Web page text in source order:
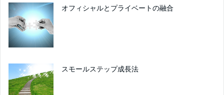
オフィシャルとプライベートの融合
スモールステップ成長法